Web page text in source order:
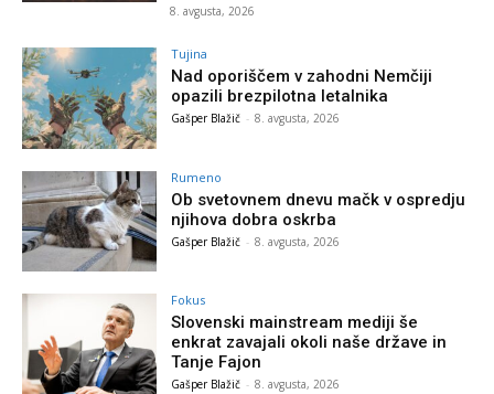
8. avgusta, 2026
Tujina
Nad oporiščem v zahodni Nemčiji
opazili brezpilotna letalnika
Gašper Blažič - 8. avgusta, 2026
Rumeno
Ob svetovnem dnevu mačk v ospredju
njihova dobra oskrba
Gašper Blažič - 8. avgusta, 2026
Fokus
Slovenski mainstream mediji še
enkrat zavajali okoli naše države in
Tanje Fajon
Gašper Blažič - 8. avgusta, 2026